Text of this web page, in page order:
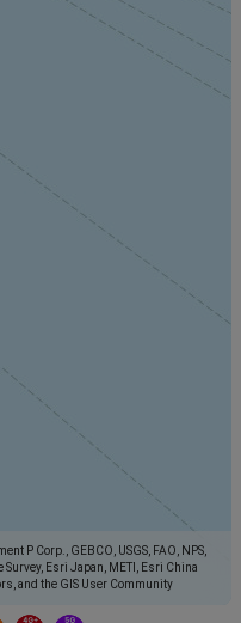
P Corp., GEBCO, USGS, FAO, NPS,
Esri Japan, METI, Esri China
and the GIS User Community